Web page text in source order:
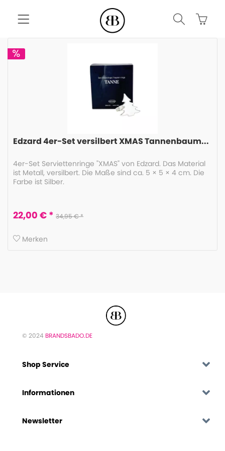
Edzard 4er-Set versilbert XMAS Tannenbaum...
4er-Set Serviettenringe "XMAS" von Edzard. Das Material
ist Metall, versilbert. Die Maße sind ca. 5 × 5 × 4 cm. Die
Farbe ist Silber.
22,00 € * 34,95 € *
Merken
© 2024 BRANDSBADO.DE
Shop Service
Informationen
Newsletter